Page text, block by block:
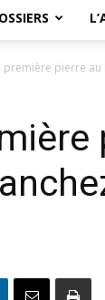
première pierre